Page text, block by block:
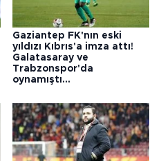
Gaziantep FK'nın eski
yıldızı Kıbrıs'a imza attı!
Galatasaray ve
Trabzonspor'da
oynamıştı...